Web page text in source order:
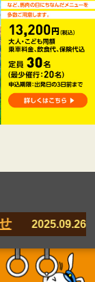
2025.09.26 令